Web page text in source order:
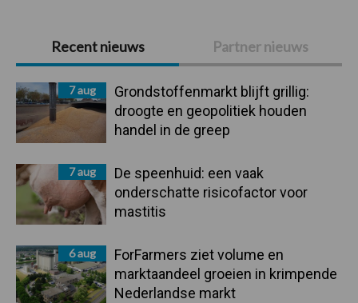
Primaire
Sidebar
Recent nieuws Partner nieuws
7 aug
Grondstoffenmarkt blijft grillig:
droogte en geopolitiek houden
handel in de greep
7 aug
De speenhuid: een vaak
onderschatte risicofactor voor
mastitis
6 aug
ForFarmers ziet volume en
marktaandeel groeien in krimpende
Nederlandse markt